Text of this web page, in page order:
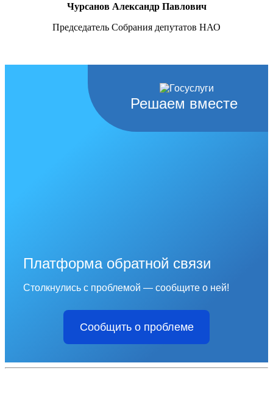
Чурсанов Александр Павлович
Председатель Собрания депутатов НАО
Решаем вместе
Платформа обратной связи
Столкнулись с проблемой — сообщите о ней!
Сообщить о проблеме